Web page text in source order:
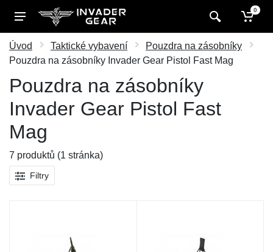
0
Úvod Taktické vybavení
Pouzdra na zásobníky
Pouzdra na zásobníky Invader Gear Pistol Fast Mag
Pouzdra na zásobníky
Invader Gear Pistol Fast
Mag
7 produktů (1 stránka)
Filtry